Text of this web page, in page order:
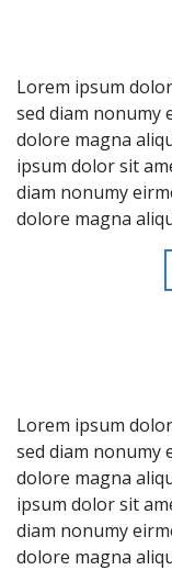
Lorem ipsum
sed diam
dolore magna
ipsum dolor sit
diam nonumy
dolore magna
Lorem ipsum
sed diam
dolore magna
ipsum dolor sit
diam nonumy
dolore magna